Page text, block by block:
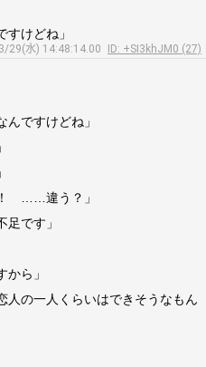
けどね」
29(水) 14:48:14.00
ID: +SI3khJM0 (27)
ですけどね」
！ ……違う？」
です」
ら」
人の一人くらいはできそうなもん